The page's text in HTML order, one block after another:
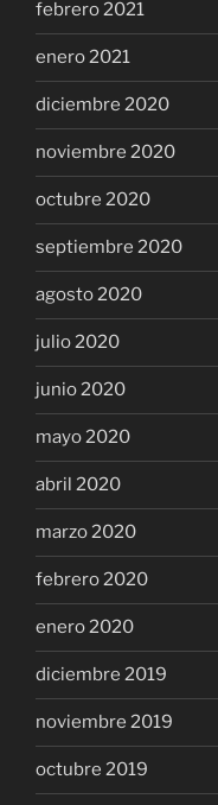
febrero 2021
enero 2021
diciembre 2020
noviembre 2020
octubre 2020
septiembre 2020
agosto 2020
julio 2020
junio 2020
mayo 2020
abril 2020
marzo 2020
febrero 2020
enero 2020
diciembre 2019
noviembre 2019
octubre 2019